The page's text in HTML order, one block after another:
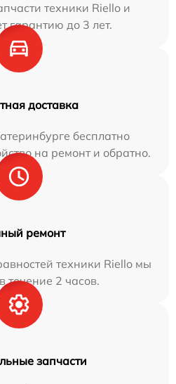
техники Riello и
гарантию до 3 лет.
доставка
бесплатно
на ремонт и обратно.
ремонт
техники Riello мы
течение 2 часов.
запчасти